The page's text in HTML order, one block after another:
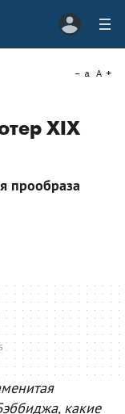
a A
XIX
прообраза
какие